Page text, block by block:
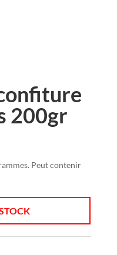
200gr
Peut contenir